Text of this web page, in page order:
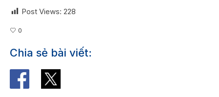
Post Views: 228
0
Chia sẻ bài viết: